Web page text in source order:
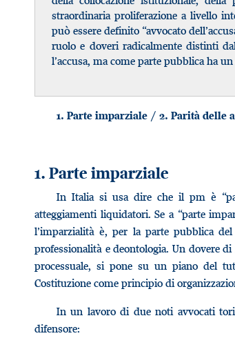
straordinaria proliferazione a livello
può essere definito “avvocato
ruolo e doveri radicalmente distinti
l’accusa, ma come parte pubblica ha
1. Parte imparziale / 2. Parità delle
1. Parte imparziale
In Italia si usa dire che il pm è
atteggiamenti liquidatori. Se a “parte
l’imparzialità è, per la parte pubblica
professionalità e deontologia. Un dovere
processuale, si pone su un piano del
Costituzione come principio di
In un lavoro di due noti avvocati
difensore: